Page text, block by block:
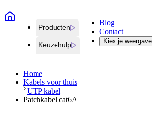
Producten
Keuzehulp
Blog
Contact
Kies je weergave
Home
Kabels voor thuis
UTP kabel
Patchkabel cat6A